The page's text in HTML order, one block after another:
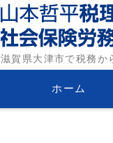
滋賀県大津市
山本哲平税理
務士法人
滋賀県大津市で税務か
ホーム